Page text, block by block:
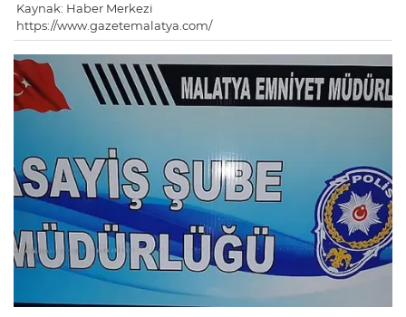
Kaynak: Haber Merkezi
https://www.gazetemalatya.com/